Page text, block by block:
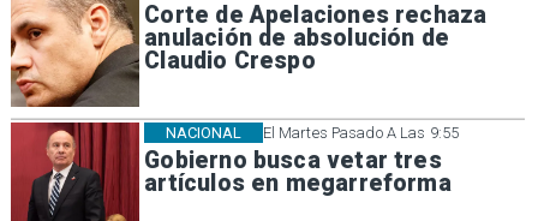
Corte de Apelaciones rechaza
anulación de absolución de
Claudio Crespo
El Martes Pasado A Las 9:55
Gobierno busca vetar tres
artículos en megarreforma
NACIONAL